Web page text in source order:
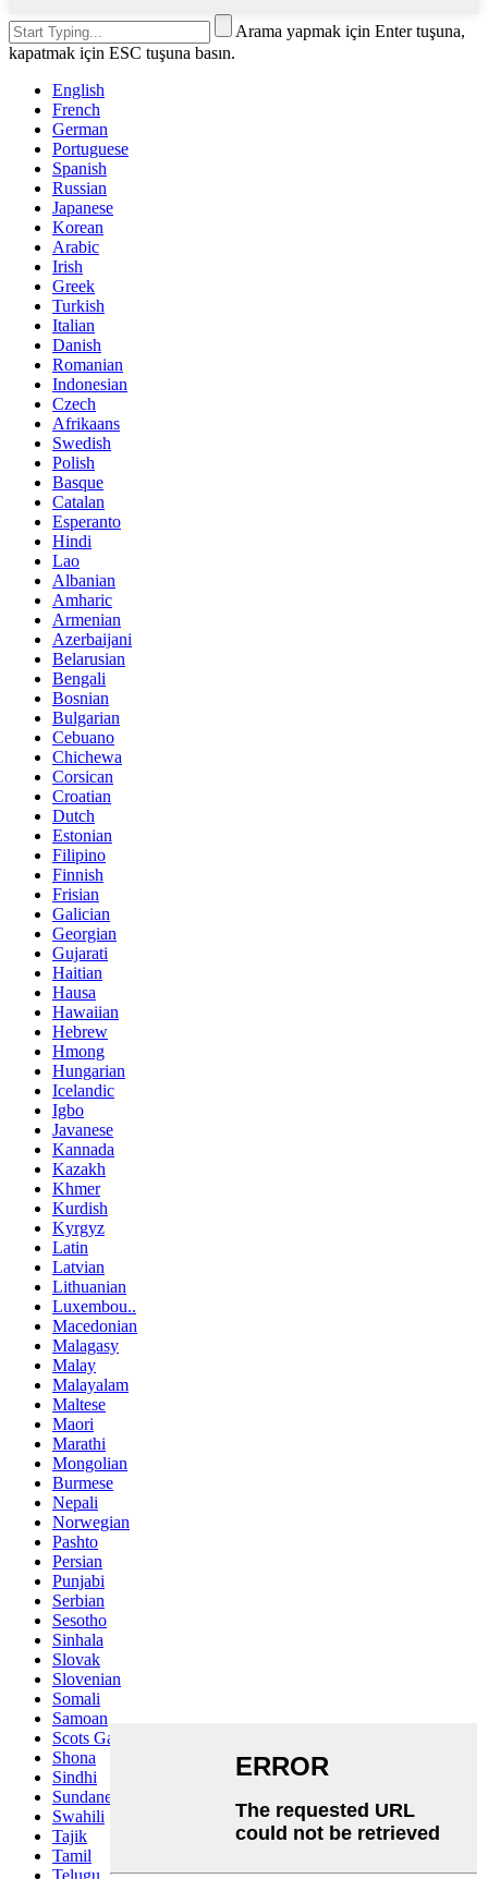
Arama yapmak için Enter tuşuna,
kapatmak için ESC tuşuna basın.
English
French
German
Portuguese
Spanish
Russian
Japanese
Korean
Arabic
Irish
Greek
Turkish
Italian
Danish
Romanian
Indonesian
Czech
Afrikaans
Swedish
Polish
Basque
Catalan
Esperanto
Hindi
Lao
Albanian
Amharic
Armenian
Azerbaijani
Belarusian
Bengali
Bosnian
Bulgarian
Cebuano
Chichewa
Corsican
Croatian
Dutch
Estonian
Filipino
Finnish
Frisian
Galician
Georgian
Gujarati
Haitian
Hausa
Hawaiian
Hebrew
Hmong
Hungarian
Icelandic
Igbo
Javanese
Kannada
Kazakh
Khmer
Kurdish
Kyrgyz
Latin
Latvian
Lithuanian
Luxembou..
Macedonian
Malagasy
Malay
Malayalam
Maltese
Maori
Marathi
Mongolian
Burmese
Nepali
Norwegian
Pashto
Persian
Punjabi
Serbian
Sesotho
Sinhala
Slovak
Slovenian
Somali
Samoan
Scots Gaelic
Shona
Sindhi
Sundanese
Swahili
Tajik
Tamil